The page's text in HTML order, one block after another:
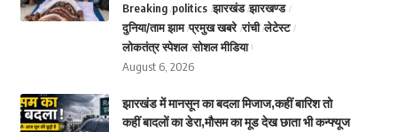
Breaking politics झारखंड झारखण्ड
दुनिया/ताम झाम प्रमुख खबरे रांची लेटेस्ट
लोकतंत्र स्पेशल सोशल मीडिया
August 6, 2026
झारखंड में मानसून का बदला मिजाज,कहीं बारिश तो
कहीं बादलों का डेरा,मौसम का मूड देख छाता भी कन्फ्यूज